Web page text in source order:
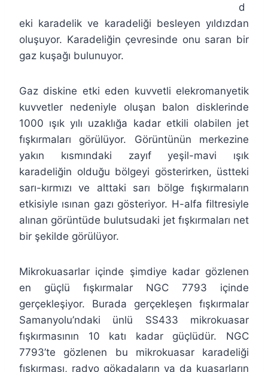
d
eki karadelik ve karadeliği besleyen yıldızdan
oluşuyor. Karadeliğin çevresinde onu saran bir
gaz kuşağı bulunuyor.
Gaz diskine etki eden kuvvetli elekromanyetik
kuvvetler nedeniyle oluşan balon disklerinde
1000 ışık yılı uzaklığa kadar etkili olabilen jet
fışkırmaları görülüyor. Görüntünün merkezine
yakın kısmındaki zayıf yeşil-mavi ışık
karadeliğin olduğu bölgeyi gösterirken, üstteki
sarı-kırmızı ve alttaki sarı bölge fışkırmaların
etkisiyle ısınan gazı gösteriyor. H-alfa filtresiyle
alınan görüntüde bulutsudaki jet fışkırmaları net
bir şekilde görülüyor.
Mikrokuasarlar içinde şimdiye kadar gözlenen
en güçlü fışkırmalar NGC 7793 içinde
gerçekleşiyor. Burada gerçekleşen fışkırmalar
Samanyolu’ndaki ünlü SS433 mikrokuasar
fışkırmasının 10 katı kadar güçlüdür. NGC
7793’te gözlenen bu mikrokuasar karadeliği
fışkırması, radyo gökadaların ya da kuasarların